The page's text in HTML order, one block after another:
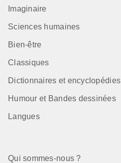
Imaginaire
Sciences humaines
Bien-être
Classiques
Dictionnaires et encyclopédies
Humour et Bandes dessinées
Langues
Qui sommes-nous ?